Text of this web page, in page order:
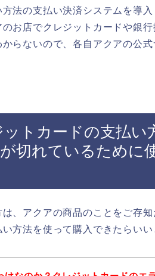
法の支払い決済システムを導
お店でクレジットカードや銀
らないので、各自アクアの公
トカードの支払い
切れているために
、アクアの商品のことをご存
方法を使って購入できたらいい